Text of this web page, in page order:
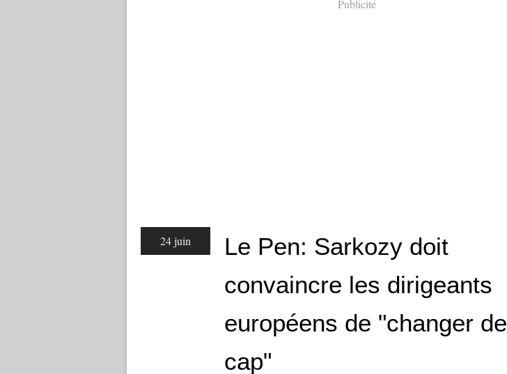
Publicité
24 juin
Le Pen: Sarkozy doit
convaincre les dirigeants
européens de "changer de
cap"